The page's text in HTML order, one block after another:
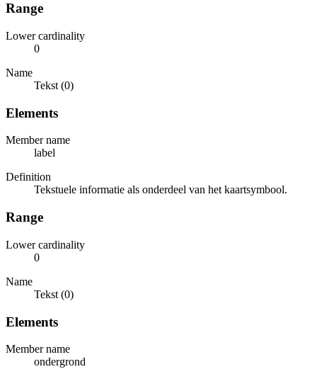
Range
Lower cardinality
0
Name
Tekst (0)
Elements
Member name
label
Definition
Tekstuele informatie als onderdeel van het kaartsymbool.
Range
Lower cardinality
0
Name
Tekst (0)
Elements
Member name
ondergrond